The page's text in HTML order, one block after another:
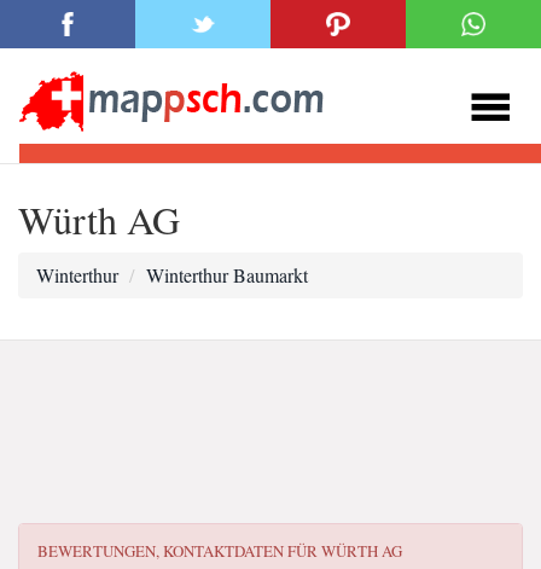
Würth AG
Winterthur Winterthur Baumarkt
BEWERTUNGEN, KONTAKTDATEN FÜRWÜRTH AG